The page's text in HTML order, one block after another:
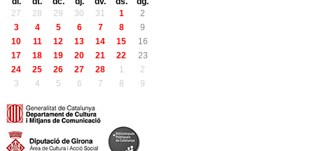
27
28 29 30 31 1
2
3
4 5 6 7 8
9
10
11 12 13 14 15
16
17
18 19 20 21 22
23
24
25 26 27 28 1
2
3
4 5 6 7 8 9